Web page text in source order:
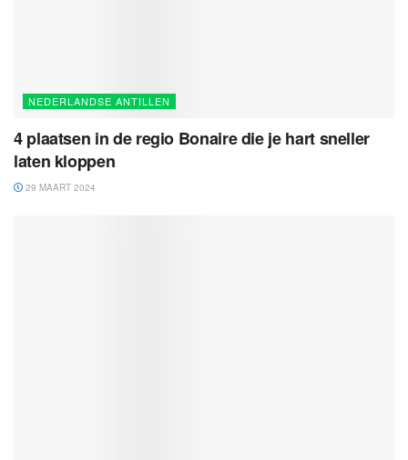
NEDERLANDSE ANTILLEN
4 plaatsen in de regio Bonaire die je hart sneller
laten kloppen
29 MAART 2024